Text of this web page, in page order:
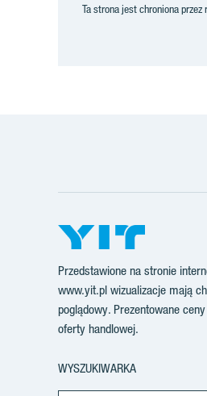
Ta strona jest chroniona przez
Przedstawione na stronie
www.yit.pl wizualizacje mają
poglądowy. Prezentowane
oferty handlowej.
WYSZUKIWARKA